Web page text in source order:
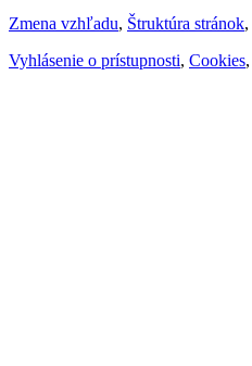
Zmena vzhľadu, Štruktúra stránok,
Vyhlásenie o prístupnosti, Cookies,